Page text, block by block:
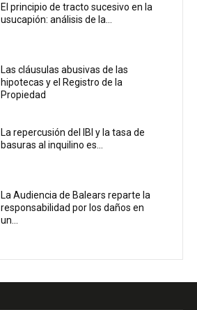
El principio de tracto sucesivo en la
usucapión: análisis de la...
Las cláusulas abusivas de las
hipotecas y el Registro de la
Propiedad
La repercusión del IBI y la tasa de
basuras al inquilino es...
La Audiencia de Balears reparte la
responsabilidad por los daños en
un...